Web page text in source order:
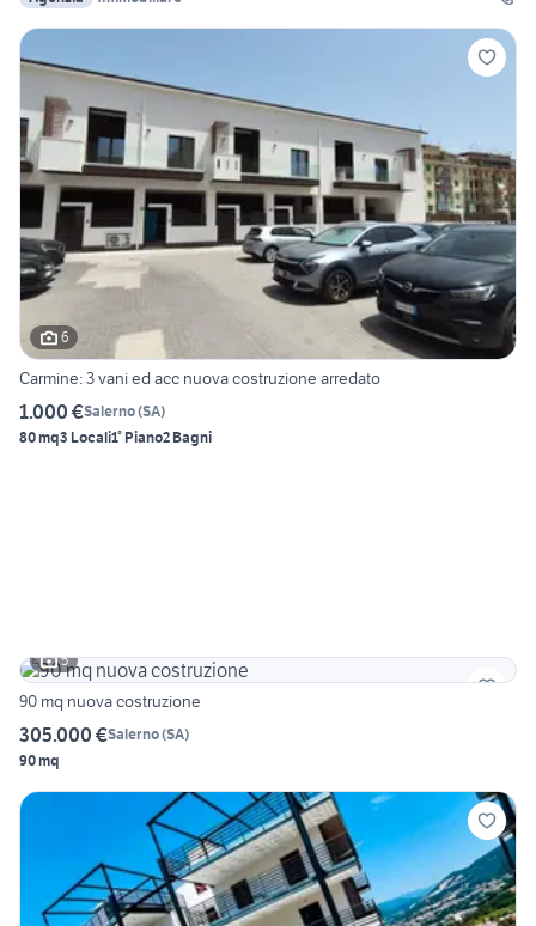
6
Carmine: 3 vani ed acc nuova costruzione arredato
1.000 €Salerno(SA)
80 mq3 Locali1° Piano2 Bagni
5
90 mq nuova costruzione
305.000 €Salerno(SA)
90 mq